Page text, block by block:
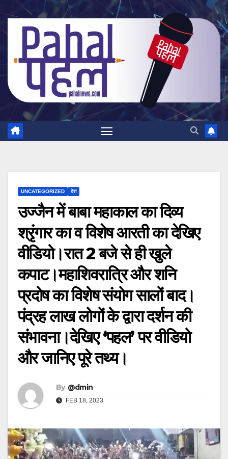
to
UNCATEGORIZED देश
उज्जैन में बाबा महाकाल का दिव्य
श्रृंगार का व विशेष आरती का देखिए
वीडियो।रात 2 बजे से ही खुले
कपाट।महाशिवरात्रि और शनि
प्रदोष का विशेष संयोग सालों बाद।
पंद्रह लाख लोगों के द्वारा दर्शन की
संभावना।देखिए ‘पहल’ पर वीडियो
और जानिए पूरे तथ्य।
By @dmin
FEB 18, 2023